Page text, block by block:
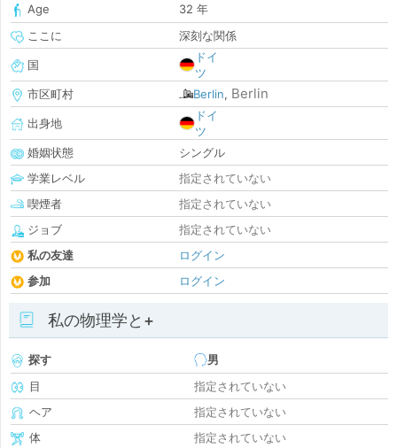
Age
32 年
ここに
深刻な関係
国
ドイ
ツ
市区町村
Berlin, Berlin
出身地
ドイ
ツ
婚姻状態
シングル
学業レベル
指定されていない
喫煙者
指定されていない
ジョブ
指定されていない
私の友達
ログイン
参加
ログイン
私の物理学と+
探す
男
目
指定されていない
ヘア
指定されていない
体
指定されていない